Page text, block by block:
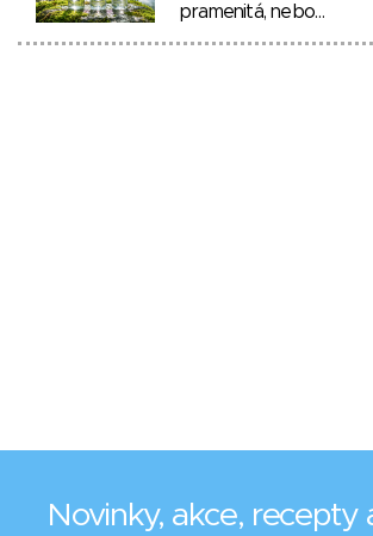
pramenitá, nebo…
Novinky, akce, recepty